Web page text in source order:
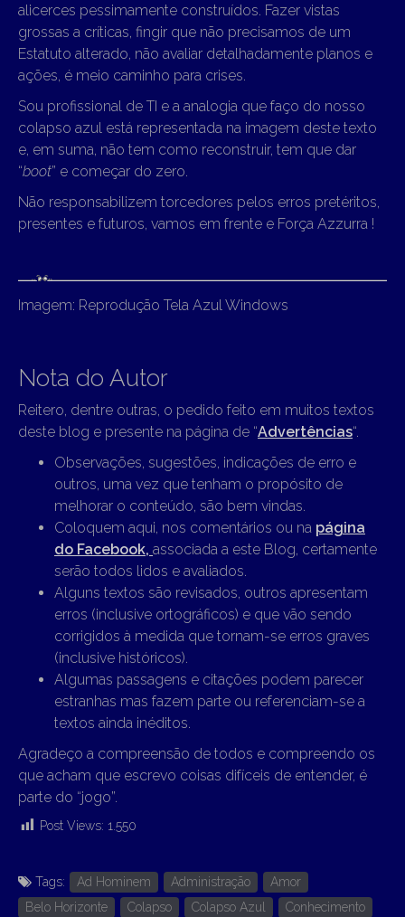
alicerces pessimamente construídos. Fazer vistas
grossas a críticas, fingir que não precisamos de um
Estatuto alterado, não avaliar detalhadamente planos e
ações, é meio caminho para crises.
Sou profissional de TI e a analogia que faço do nosso
colapso azul está representada na imagem deste texto
e, em suma, não tem como reconstruir, tem que dar
“boot” e começar do zero.
Não responsabilizem torcedores pelos erros pretéritos,
presentes e futuros, vamos em frente e Força Azzurra !
Imagem: Reprodução Tela Azul Windows
Nota do Autor
Reitero, dentre outras, o pedido feito em muitos textos
deste blog e presente na página de “Advertências“.
Observações, sugestões, indicações de erro e
outros, uma vez que tenham o propósito de
melhorar o conteúdo, são bem vindas.
Coloquem aqui, nos comentários ou na página
do Facebook, associada a este Blog, certamente
serão todos lidos e avaliados.
Alguns textos são revisados, outros apresentam
erros (inclusive ortográficos) e que vão sendo
corrigidos à medida que tornam-se erros graves
(inclusive históricos).
Algumas passagens e citações podem parecer
estranhas mas fazem parte ou referenciam-se a
textos ainda inéditos.
Agradeço a compreensão de todos e compreendo os
que acham que escrevo coisas difíceis de entender, é
parte do “jogo”.
Post Views: 1.550
Tags: Ad Hominem Administração
Amor
Belo Horizonte
Colapso Colapso Azul
Conhecimento